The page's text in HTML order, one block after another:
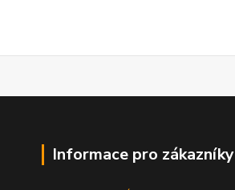
Informace pro zákazníky